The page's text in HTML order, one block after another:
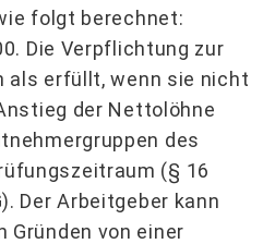
folgt berechnet:
Die Verpflichtung zur
als erfüllt, wenn sie nicht
der Nettolöhne
des
(§ 16
Der Arbeitgeber kann
von einer